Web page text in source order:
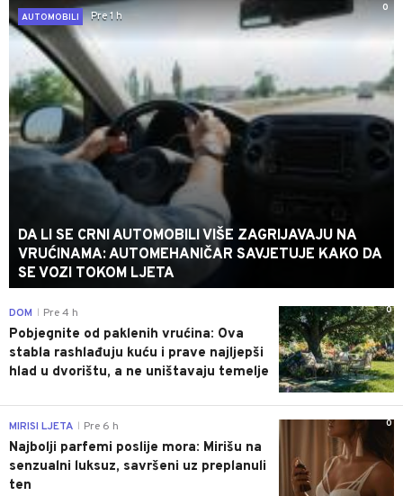
0
AUTOMOBILI
Pre 1 h
DA LI SE CRNI AUTOMOBILI VIŠE ZAGRIJAVAJU NA
VRUĆINAMA: AUTOMEHANIČAR SAVJETUJE KAKO DA
SE VOZI TOKOM LJETA
0
DOM Pre 4 h
Pobjegnite od paklenih vrućina: Ova
stabla rashlađuju kuću i prave najljepši
hlad u dvorištu, a ne uništavaju temelje
0
MIRISI LJETA Pre 6 h
Najbolji parfemi poslije mora: Mirišu na
senzualni luksuz, savršeni uz preplanuli
ten